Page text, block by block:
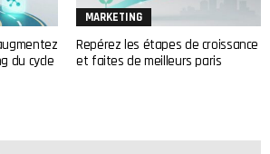
du cycle
MARKETING
Repérez les étapes de croissance
et faites de meilleurs paris